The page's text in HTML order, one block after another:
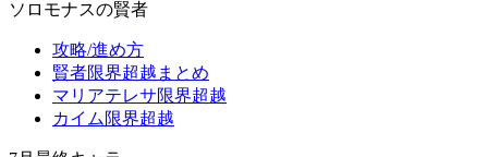
ソロモナスの賢者
攻略/進め方
賢者限界超越まとめ
マリアテレサ限界超越
カイム限界超越